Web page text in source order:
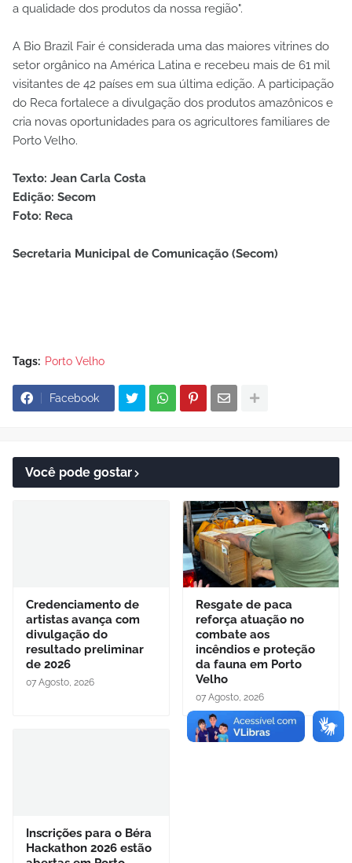
a qualidade dos produtos da nossa região".
A Bio Brazil Fair é considerada uma das maiores vitrines do
setor orgânico na América Latina e recebeu mais de 61 mil
visitantes de 42 países em sua última edição. A participação
do Reca fortalece a divulgação dos produtos amazônicos e
cria novas oportunidades para os agricultores familiares de
Porto Velho.
Texto: Jean Carla Costa
Edição: Secom
Foto: Reca
Secretaria Municipal de Comunicação (Secom)
Tags: Porto Velho
Facebook
Você pode gostar
Credenciamento de
artistas avança com
divulgação do
resultado preliminar
de 2026
07 Agosto, 2026
Resgate de paca
reforça atuação no
combate aos
incêndios e proteção
da fauna em Porto
Velho
07 Agosto, 2026
Inscrições para o Béra
Hackathon 2026 estão